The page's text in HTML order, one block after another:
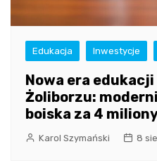
Edukacja Inwestycje
Nowa era
Żoliborzu:
boiska za 4
Karol Szymański 8